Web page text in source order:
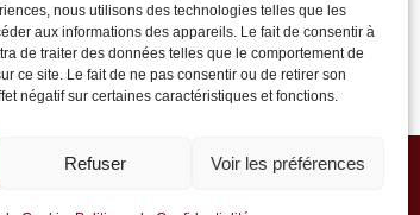
nous utilisons des technologies telles que les
aux informations des appareils. Le fait de consentir à
de traiter des données telles que le comportement de
ce site. Le fait de ne pas consentir ou de retirer son
négatif sur certaines caractéristiques et fonctions.
Refuser Voir les préférences
Protection Verre Anti-Drogue
Les Bornes Recharge Mobile
Les Navettes Kékébus